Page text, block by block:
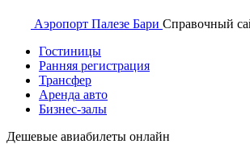
Аэропорт Палезе Бари Справочный
Гостиницы
Ранняя регистрация
Трансфер
Аренда авто
Бизнес-залы
Дешевые авиабилеты онлайн